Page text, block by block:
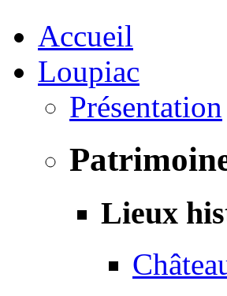
Accueil
Loupiac
Présentation
Lieux